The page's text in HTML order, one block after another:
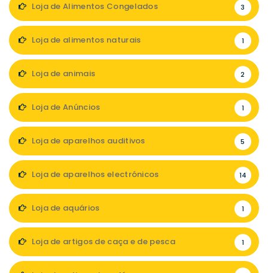
Loja de Alimentos Congelados 3
Loja de alimentos naturais 1
Loja de animais 2
Loja de Anúncios 1
Loja de aparelhos auditivos 5
Loja de aparelhos electrónicos 14
Loja de aquários 1
Loja de artigos de caça e de pesca 1